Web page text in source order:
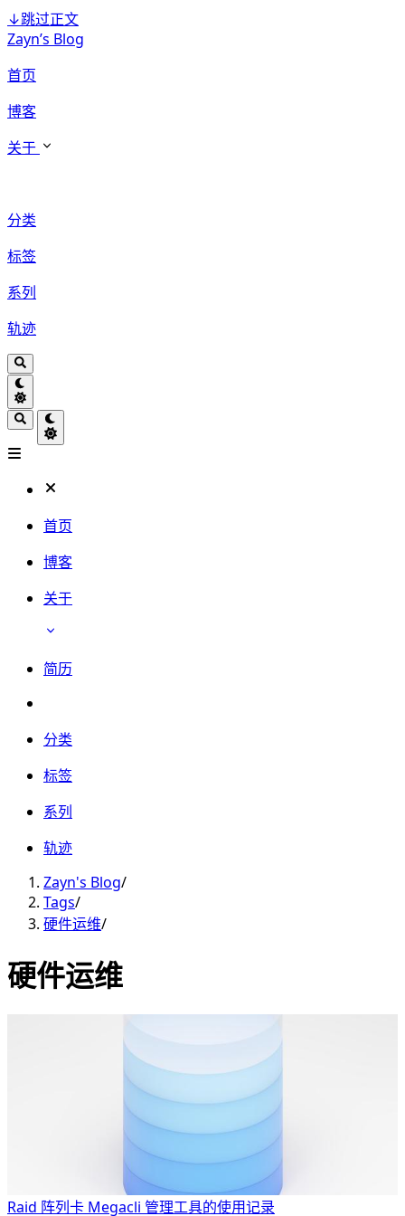
↓跳过正文
Zayn’s Blog
首页
博客
关于
分类
标签
系列
轨迹
首页
博客
关于
简历
分类
标签
系列
轨迹
Zayn's Blog/
Tags/
硬件运维/
硬件运维
Raid 阵列卡 Megacli 管理工具的使用记录